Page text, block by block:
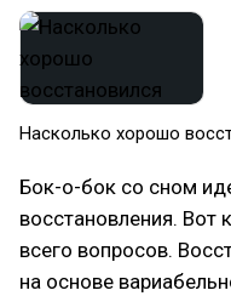
Насколько хорошо
Бок-о-бок со сном
восстановления. Вот
всего вопросов.
на основе